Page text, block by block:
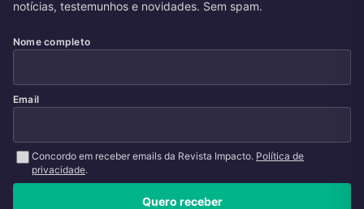
notícias, testemunhos e novidades. Sem spam.
Nome completo
Email
Concordo em receber emails da Revista Impacto. Política de
privacidade.
Quero receber